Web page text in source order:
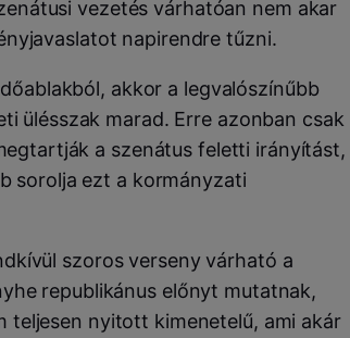
vezetés várhatóan nem akar
napirendre tűzni.
akkor a legvalószínűbb
ülésszak marad. Erre azonban csak
a szenátus feletti irányítást,
sorolja ezt a kormányzati
szoros verseny várható a
republikánus előnyt mutatnak,
teljesen nyitott kimenetelű, ami akár